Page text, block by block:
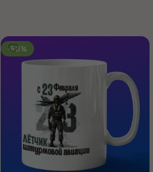
-60%